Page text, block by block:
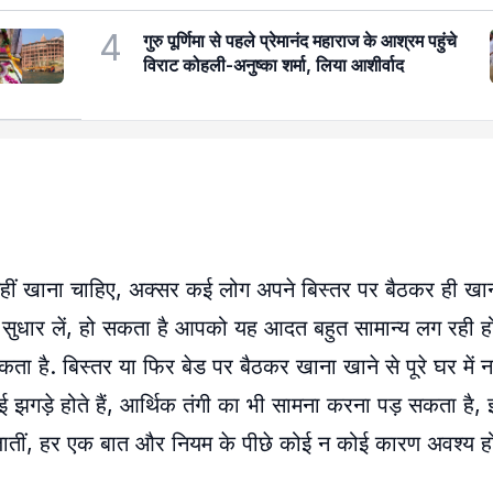
4
गुरु पूर्णिमा से पहले प्रेमानंद महाराज के आश्रम पहुंचे
विराट कोहली-अनुष्का शर्मा, लिया आशीर्वाद
खाना चाहिए, अक्सर कई लोग अपने बिस्तर पर बैठकर ही
लें, हो सकता है आपको यह आदत बहुत सामान्य लग रही
है. बिस्तर या फिर बेड पर बैठकर खाना खाने से पूरे घर में
झगड़े होते हैं, आर्थिक तंगी का भी सामना करना पड़ सकता है,
हर एक बात और नियम के पीछे कोई न कोई कारण अवश्य